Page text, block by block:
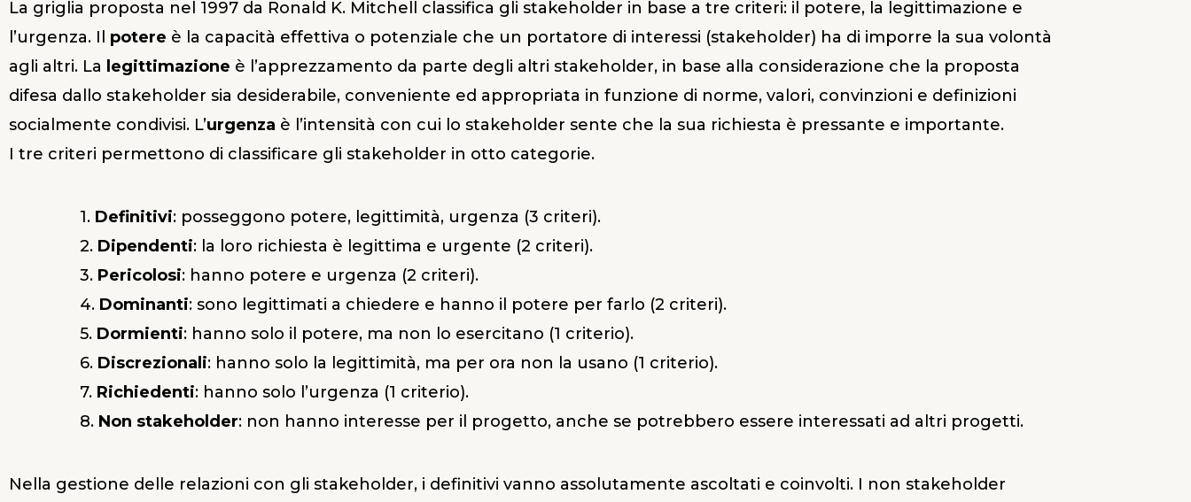
La griglia proposta nel 1997 da Ronald K. Mitchell classifica gli stakeholder in base a tre criteri: il potere, la legittimazione e
l’urgenza. Il potere è la capacità effettiva o potenziale che un portatore di interessi (stakeholder) ha di imporre la sua volontà
agli altri. La legittimazione è l’apprezzamento da parte degli altri stakeholder, in base alla considerazione che la proposta
difesa dallo stakeholder sia desiderabile, conveniente ed appropriata in funzione di norme, valori, convinzioni e definizioni
socialmente condivisi. L’urgenza è l’intensità con cui lo stakeholder sente che la sua richiesta è pressante e importante.
I tre criteri permettono di classificare gli stakeholder in otto categorie.
1. Definitivi: posseggono potere, legittimità, urgenza (3 criteri).
2. Dipendenti: la loro richiesta è legittima e urgente (2 criteri).
3. Pericolosi: hanno potere e urgenza (2 criteri).
4. Dominanti: sono legittimati a chiedere e hanno il potere per farlo (2 criteri).
5. Dormienti: hanno solo il potere, ma non lo esercitano (1 criterio).
6. Discrezionali: hanno solo la legittimità, ma per ora non la usano (1 criterio).
7. Richiedenti: hanno solo l’urgenza (1 criterio).
8. Non stakeholder: non hanno interesse per il progetto, anche se potrebbero essere interessati ad altri progetti.
Nella gestione delle relazioni con gli stakeholder, i definitivi vanno assolutamente ascoltati e coinvolti. I non stakeholder